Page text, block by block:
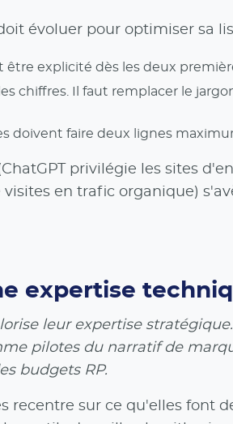
évoluer pour optimiser sa
être explicité dès les deux
chiffres. Il faut remplacer le
doivent faire deux lignes
privilégie les sites
visites en trafic organique)
expertise
leur expertise
pilotes du narratif de
budgets RP.
recentre sur ce qu'elles font